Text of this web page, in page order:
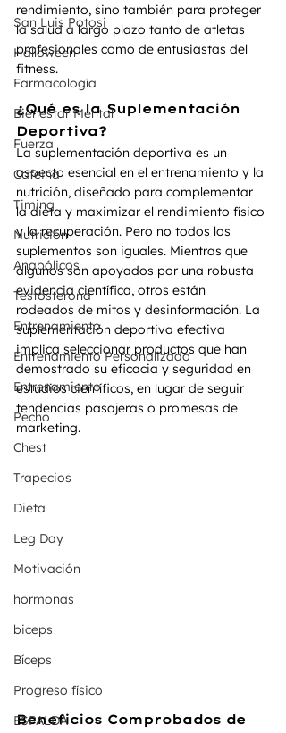
San Luis Potosi
Halloween
Farmacología
Bienestar Mental
Fuerza
Cafeina
Timing
Nutrición
Anabólicos
Testosterona
Entrenamiento
Entrenamiento Personalizado
Entrenamiento
Pecho
Chest
Trapecios
Dieta
Leg Day
Motivación
hormonas
biceps
Bíceps
Progreso físico
ESPALDA
rendimiento, sino también para proteger
la salud a largo plazo tanto de atletas
profesionales como de entusiastas del
fitness.
¿Qué es la Suplementación
Deportiva?
La suplementación deportiva es un
aspecto esencial en el entrenamiento y la
nutrición, diseñado para complementar
la dieta y maximizar el rendimiento físico
y la recuperación. Pero no todos los
suplementos son iguales. Mientras que
algunos son apoyados por una robusta
evidencia científica, otros están
rodeados de mitos y desinformación. La
suplementación deportiva efectiva
implica seleccionar productos que han
demostrado su eficacia y seguridad en
estudios científicos, en lugar de seguir
tendencias pasajeras o promesas de
marketing.
Beneficios Comprobados de